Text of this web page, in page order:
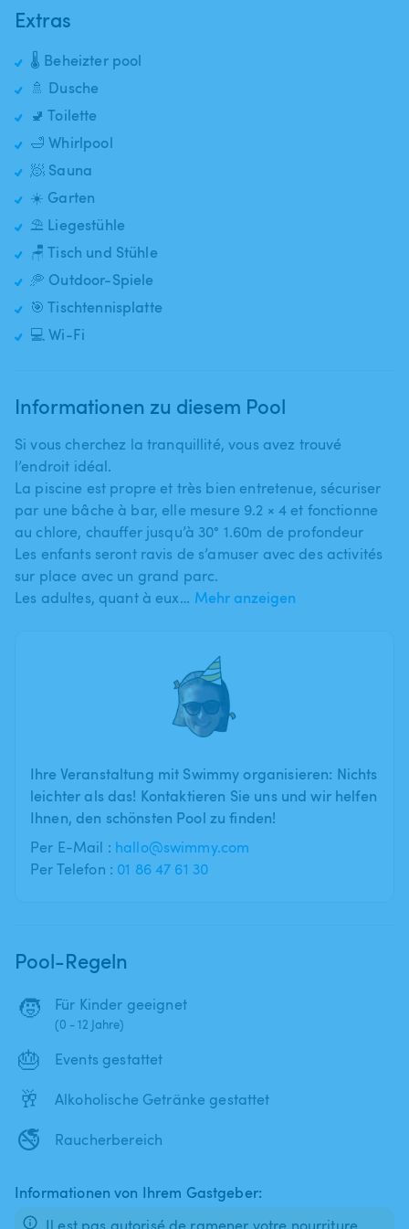
Extras
🌡️ Beheizter pool
🚿 Dusche
🚽 Toilette
🛁 Whirlpool
🧖 Sauna
☀️ Garten
⛱️ Liegestühle
🪑 Tisch und Stühle
🥏 Outdoor-Spiele
🎯 Tischtennisplatte
💻 Wi-Fi
Informationen zu diesem Pool
Si vous cherchez la tranquillité​,​ vous avez trouvé
l’endroit idéal.
La piscine est propre et très bien entretenue​,​ sécuriser
par une bâche à bar​,​ elle mesure 9.2 × 4 et fonctionne
au chlore​,​ chauffer jusqu’à 30° 1.60m de profondeur​
Les enfants seront ravis de s’amuser avec des activités
sur place avec un grand parc.
Les adultes​,​ quant à eux… Mehr anzeigen
Ihre Veranstaltung mit Swimmy organisieren: Nichts
leichter als das! Kontaktieren Sie uns und wir helfen
Ihnen, den schönsten Pool zu finden!
Per E-Mail : hallo@swimmy.com
Per Telefon : 01 86 47 61 30
Pool-Regeln
🧒 Für Kinder geeignet
(0 - 12 Jahre)
🎂 Events gestattet
🥂 Alkoholische Getränke gestattet
🚭 Raucherbereich
Informationen von Ihrem Gastgeber: